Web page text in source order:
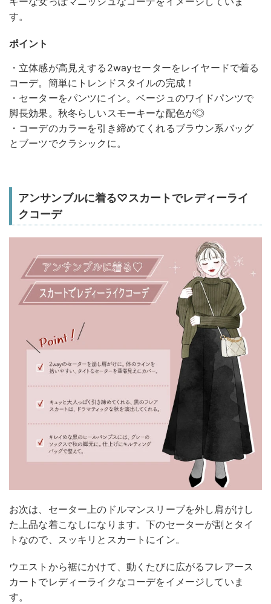
す。
ポイント
・立体感が高見えする2wayセーターをレイヤードで着る
コーデ。簡単にトレンドスタイルの完成！
・セーターをパンツにイン。ベージュのワイドパンツで
脚長効果。秋冬らしいスモーキーな配色が◎
・コーデのカラーを引き締めてくれるブラウン系バッグ
とブーツでクラシックに。
アンサンブルに着る♡スカートでレディーライ
クコーデ
お次は、セーター上のドルマンスリーブを外し肩がけし
た上品な着こなしになります。下のセーターが割とタイ
トなので、スッキリとスカートにイン。
ウエストから裾にかけて、動くたびに広がるフレアース
カートでレディーライクなコーデをイメージしていま
す。